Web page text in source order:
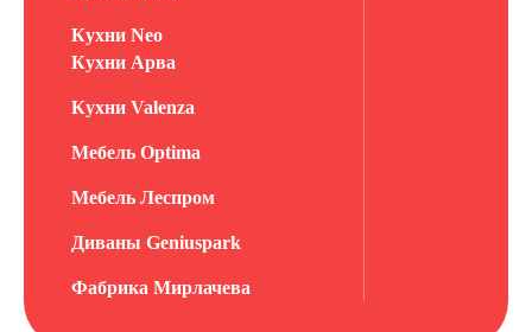
Кухни Neo
Кухни Арва
Кухни Valenza
Мебель Optima
Мебель Леспром
Диваны Geniuspark
Фабрика Мирлачева